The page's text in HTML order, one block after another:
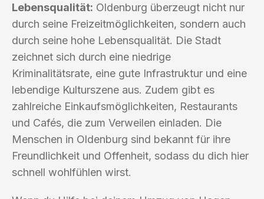
Lebensqualität: Oldenburg überzeugt nicht nur
durch seine Freizeitmöglichkeiten, sondern auch
durch seine hohe Lebensqualität. Die Stadt
zeichnet sich durch eine niedrige
Kriminalitätsrate, eine gute Infrastruktur und eine
lebendige Kulturszene aus. Zudem gibt es
zahlreiche Einkaufsmöglichkeiten, Restaurants
und Cafés, die zum Verweilen einladen. Die
Menschen in Oldenburg sind bekannt für ihre
Freundlichkeit und Offenheit, sodass du dich hier
schnell wohlfühlen wirst.